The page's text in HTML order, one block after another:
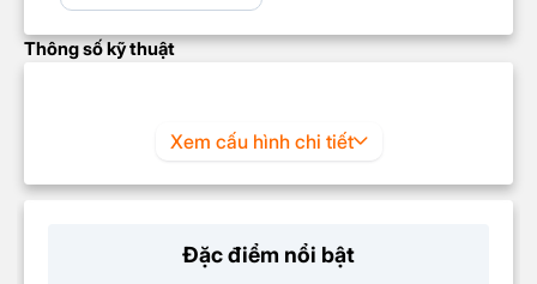
Thông số kỹ thuật
Xem cấu hình chi tiết
Đặc điểm nổi bật